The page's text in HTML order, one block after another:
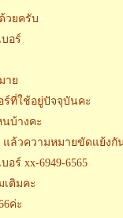
วยครับ
อร์
าย
ร์ที่ใช้อยู่ปัจจุบันคะ
นบ้างคะ
แล้วความหมายขัดแย้งกั
อร์ xx-6949-6565
เติมคะ
ค่ะ